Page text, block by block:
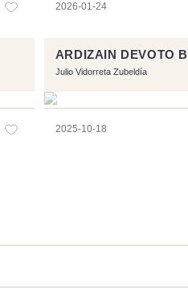
2026-01-24
ARDIZAIN DEVOTO BI
Julio Vidorreta Zubeldía
2025-10-18